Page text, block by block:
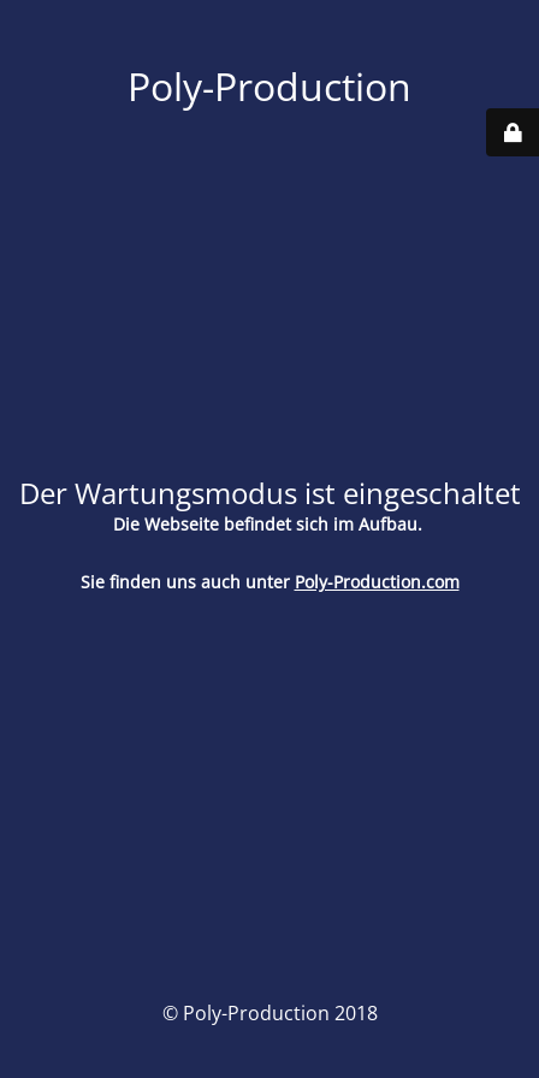
Poly-Production
Der Wartungsmodus ist eingeschaltet
Die Webseite befindet sich im Aufbau.
Sie finden uns auch unter Poly-Production.com
© Poly-Production 2018